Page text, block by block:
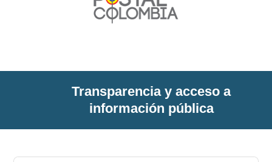
Transparencia y acceso a
información pública